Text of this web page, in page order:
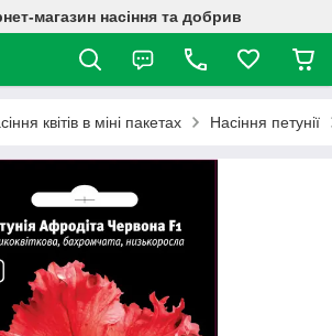
магазин насіння та добрив
квітів в міні пакетах Насіння петунії